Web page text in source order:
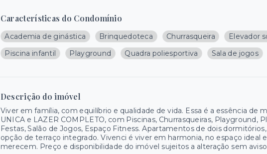
Características do Condomínio
Academia de ginástica Brinquedoteca Churrasqueira Elevador
Piscina infantil
Playground Quadra poliesportiva Sala de jogos
Descrição do imóvel
Viver em família, com equilíbrio e qualidade de vida. Essa é a essência de
UNICA e LAZER COMPLETO, com Piscinas, Churrasqueiras, Playground,
Festas, Salão de Jogos, Espaço Fitness. Apartamentos de dois
opção de terraço integrado. Vivenci é viver em harmonia, no espaço ideal
merecem. Preço e disponibilidade do imóvel sujeitos a alteração sem